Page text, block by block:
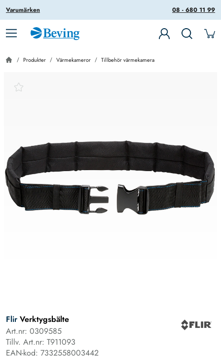
08 - 680 11 99
Varumärken
Produkter Värmekameror Tillbehör värmekamera
Flir Verktygsbälte
Art.nr: 0309585
Tillv. Art.nr: T911093
EAN-kod: 7332558003442